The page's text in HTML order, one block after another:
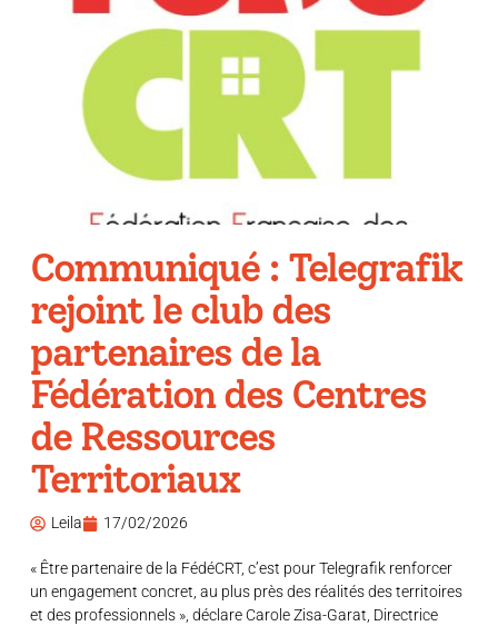
Communiqué : Telegrafik
rejoint le club des
partenaires de la
Fédération des Centres
de Ressources
Territoriaux
Leila 17/02/2026
« Être partenaire de la FédéCRT, c’est pour Telegrafik renforcer
un engagement concret, au plus près des réalités des territoires
et des professionnels », déclare Carole Zisa-Garat, Directrice